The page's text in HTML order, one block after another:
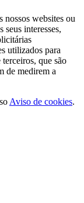
nossos websites ou
seus interesses,
utilizados para
que são
de medirem a
Aviso de cookies.